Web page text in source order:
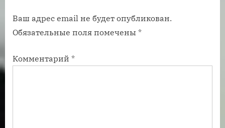
п
и
ь
п
и
Ваш адрес email не будет опубликован.
Обязательные поля помечены *
Комментарий *